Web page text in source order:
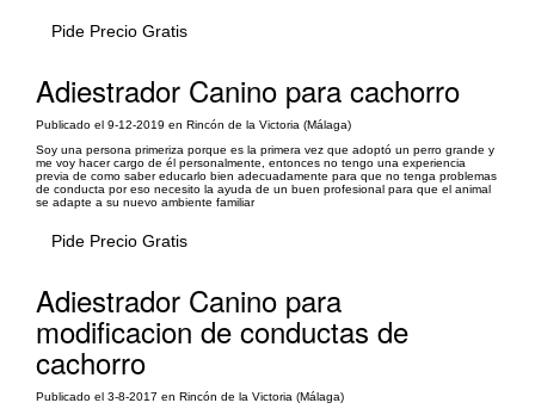
Pide Precio Gratis
Adiestrador Canino para cachorro
Publicado el 9-12-2019 en Rincón de la Victoria (Málaga)
Soy una persona primeriza porque es la primera vez que adoptó un perro grande y
me voy hacer cargo de él personalmente, entonces no tengo una experiencia
previa de como saber educarlo bien adecuadamente para que no tenga problemas
de conducta por eso necesito la ayuda de un buen profesional para que el animal
se adapte a su nuevo ambiente familiar
Pide Precio Gratis
Adiestrador Canino para
modificacion de conductas de
cachorro
Publicado el 3-8-2017 en Rincón de la Victoria (Málaga)